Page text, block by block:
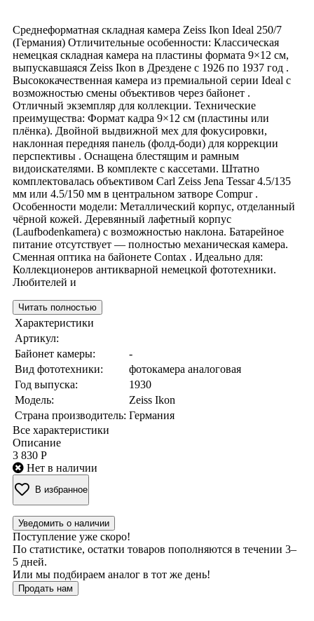
Среднеформатная складная камера Zeiss Ikon Ideal 250/7
(Германия) Отличительные особенности: Классическая
немецкая складная камера на пластины формата 9×12 см,
выпускавшаяся Zeiss Ikon в Дрездене с 1926 по 1937 год .
Высококачественная камера из премиальной серии Ideal с
возможностью смены объективов через байонет .
Отличный экземпляр для коллекции. Технические
преимущества: Формат кадра 9×12 см (пластины или
плёнка). Двойной выдвижной мех для фокусировки,
наклонная передняя панель (фолд-боди) для коррекции
перспективы . Оснащена блестящим и рамным
видоискателями. В комплекте с кассетами. Штатно
комплектовалась объективом Carl Zeiss Jena Tessar 4.5/135
мм или 4.5/150 мм в центральном затворе Compur .
Особенности модели: Металлический корпус, отделанный
чёрной кожей. Деревянный лафетный корпус
(Laufbodenkamera) с возможностью наклона. Батарейное
питание отсутствует — полностью механическая камера.
Сменная оптика на байонете Contax . Идеально для:
Коллекционеров антикварной немецкой фототехники.
Любителей и
Читать полностью
Характеристики
Артикул:
Байонет камеры:
-
Вид фототехники:
фотокамера аналоговая
Год выпуска:
1930
Модель:
Zeiss Ikon
Страна производитель: Германия
Все характеристики
Описание
3 830 Р
Нет в наличии
В избранное
Уведомить о наличии
Поступление уже скоро!
По статистике, остатки товаров пополняются в течении 3–
5 дней.
Или мы подбираем аналог в тот же день!
Продать нам